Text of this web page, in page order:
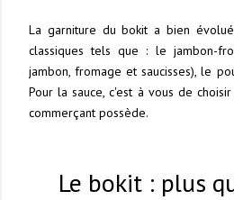
La garniture du bokit a bien
classiques tels que : le jambon-
jambon, fromage et saucisses), le
Pour la sauce, c'est à vous de
commerçant possède.
Le bokit : plus